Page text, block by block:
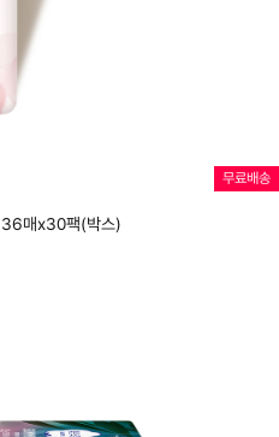
무료배송
36매x30팩(박스)